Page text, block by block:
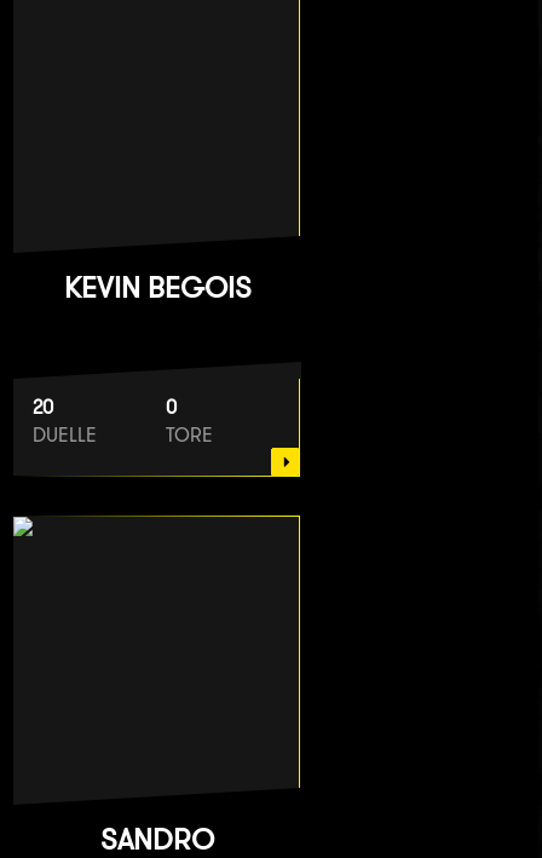
KEVIN BEGOIS
20
DUELLE
0
TORE
SANDRO